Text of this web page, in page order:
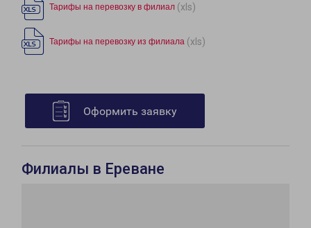
Тарифы на перевозку в филиал (xls)
Тарифы на перевозку из филиала (xls)
Оформить заявку
Филиалы в Ереване